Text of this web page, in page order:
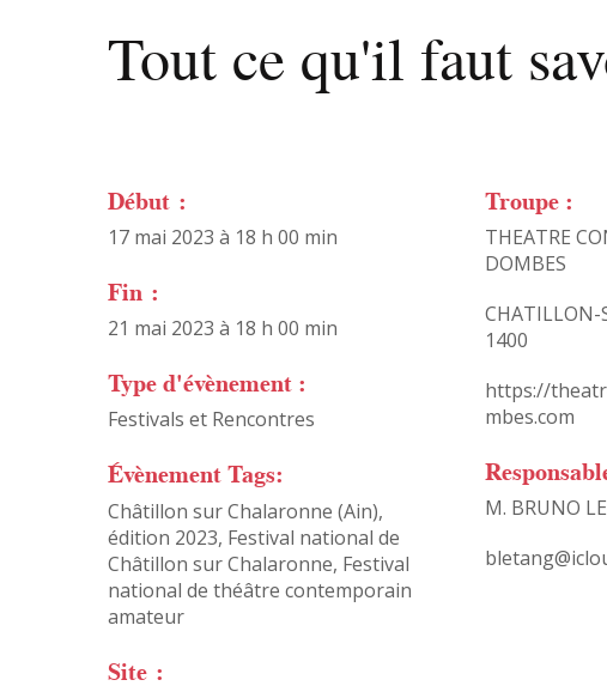
Tout ce qu'il faut
Début :
17 mai 2023 à 18 h 00 min
Fin :
21 mai 2023 à 18 h 00 min
Type d'évènement :
Festivals et Rencontres
Évènement Tags:
Châtillon sur Chalaronne (Ain),
édition 2023, Festival national de
Châtillon sur Chalaronne, Festival
national de théâtre contemporain
amateur
Site :
Troupe :
THEATRE
DOMBES
CHATILLON-
1400
https://
mbes.com
M. BRUNO